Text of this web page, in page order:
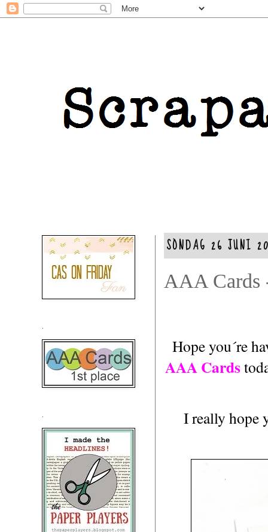
SÖNDAG 26 JUNI
AAA Cards
Hope you´re
AAA Cards
I really hope
.
.